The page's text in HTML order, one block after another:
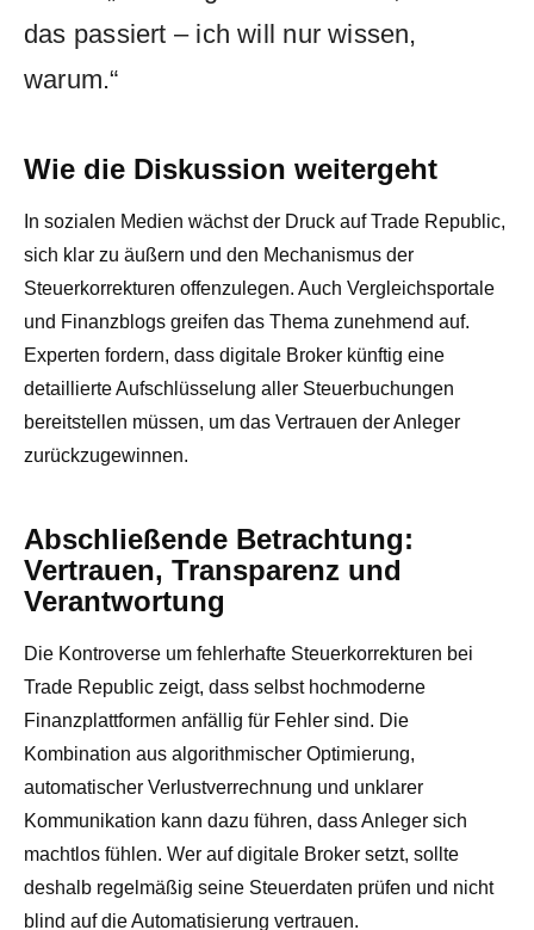
das passiert – ich will nur wissen,
warum.“
Wie die Diskussion weitergeht
In sozialen Medien wächst der Druck auf Trade Republic,
sich klar zu äußern und den Mechanismus der
Steuerkorrekturen offenzulegen. Auch Vergleichsportale
und Finanzblogs greifen das Thema zunehmend auf.
Experten fordern, dass digitale Broker künftig eine
detaillierte Aufschlüsselung aller Steuerbuchungen
bereitstellen müssen, um das Vertrauen der Anleger
zurückzugewinnen.
Abschließende Betrachtung:
Vertrauen, Transparenz und
Verantwortung
Die Kontroverse um fehlerhafte Steuerkorrekturen bei
Trade Republic zeigt, dass selbst hochmoderne
Finanzplattformen anfällig für Fehler sind. Die
Kombination aus algorithmischer Optimierung,
automatischer Verlustverrechnung und unklarer
Kommunikation kann dazu führen, dass Anleger sich
machtlos fühlen. Wer auf digitale Broker setzt, sollte
deshalb regelmäßig seine Steuerdaten prüfen und nicht
blind auf die Automatisierung vertrauen.